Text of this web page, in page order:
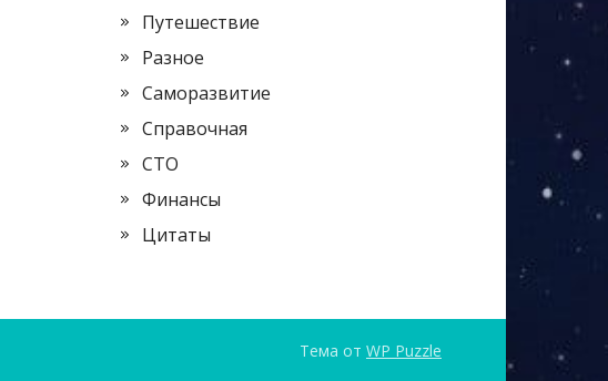
Путешествие
Разное
Саморазвитие
Справочная
СТО
Финансы
Цитаты
Тема от WP Puzzle